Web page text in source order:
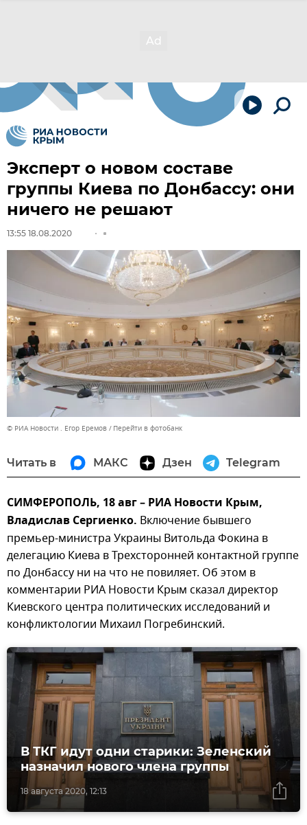
Эксперт о новом составе
группы Киева по Донбассу: они
ничего не решают
13:55 18.08.2020
© РИА Новости . Егор Еремов Перейти в фотобанк
Читать в МАКС Дзен Telegram
СИМФЕРОПОЛЬ, 18 авг – РИА Новости Крым,
Владислав Сергиенко. Включение бывшего
премьер-министра Украины Витольда Фокина в
делегацию Киева в Трехсторонней контактной группе
по Донбассу ни на что не повиляет. Об этом в
комментарии РИА Новости Крым сказал директор
Киевского центра политических исследований и
конфликтологии Михаил Погребинский.
18 августа 2020, 12:13
В ТКГ идут одни старики: Зеленский
назначил нового члена группы